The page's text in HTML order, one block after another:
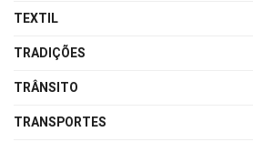
TEXTIL
TRADIÇÕES
TRÂNSITO
TRANSPORTES